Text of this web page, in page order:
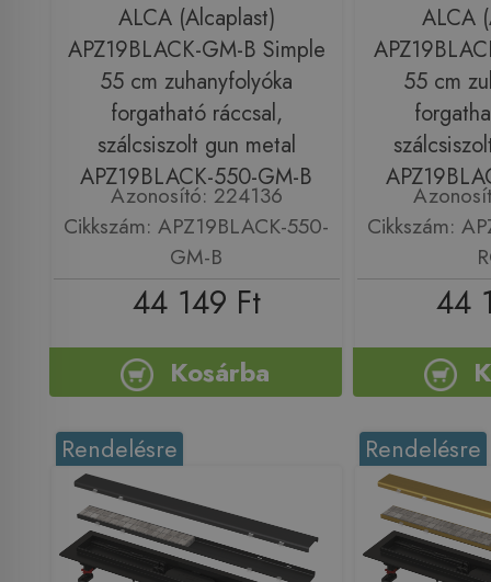
ALCA (Alcaplast)
APZ19BLACK-GM-B Simple
55 cm zuhanyfolyóka
forgatható ráccsal,
szálcsiszolt gun metal
APZ19BLACK-550-GM-B
Azonosító: 224136
Cikkszám: APZ19BLACK-550-
GM-B
44 149 Ft
Kosárba
ALCA
55 cm
Cikkszám:
44
Rendelésre Rendelésre